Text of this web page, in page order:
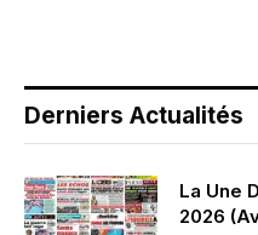
Derniers Actualités
La Une
2026